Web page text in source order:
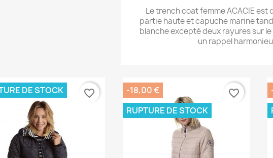
Le trench coat femme ACACIE
partie haute et capuche marine
blanche excepté deux rayures sur
un rappel
DE STOCK favorite_border
-18,00 €
RUPTURE DE STOCK
favorite_border